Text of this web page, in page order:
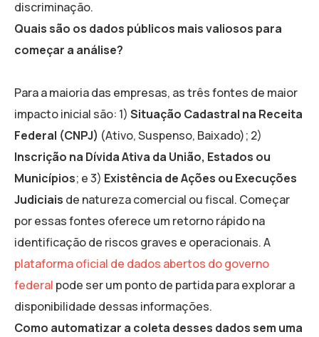
discriminação.
Quais são os dados públicos mais valiosos para
começar a análise?
Para a maioria das empresas, as três fontes de maior
impacto inicial são: 1) Situação Cadastral na Receita
Federal (CNPJ) (Ativo, Suspenso, Baixado); 2)
Inscrição na Dívida Ativa da União, Estados ou
Municípios; e 3) Existência de Ações ou Execuções
Judiciais de natureza comercial ou fiscal. Começar
por essas fontes oferece um retorno rápido na
identificação de riscos graves e operacionais. A
plataforma oficial de dados abertos do governo
federal pode ser um ponto de partida para explorar a
disponibilidade dessas informações.
Como automatizar a coleta desses dados sem uma